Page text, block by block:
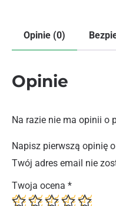
Opinie (0)
Opinie
Na razie nie ma opinii o
Napisz pierwszą opinię o
Twój adres email nie
Twoja ocena *